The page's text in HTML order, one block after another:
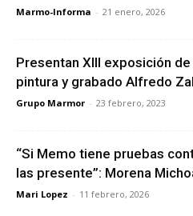
Marmo-Informa - 21 enero, 2026
Presentan XIII exposición
pintura y grabado Alfredo
Grupo Marmor - 23 febrero, 2023
“Si Memo tiene pruebas
las presente”: Morena
Mari Lopez - 11 febrero, 2026